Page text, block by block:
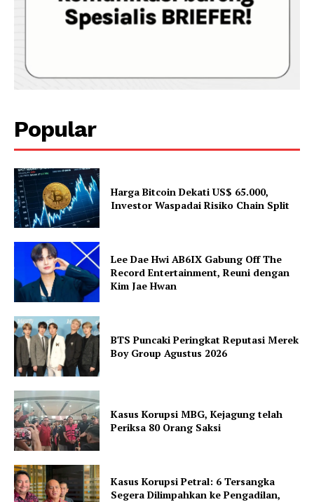
Popular
Harga Bitcoin Dekati US$ 65.000,
Investor Waspadai Risiko Chain Split
Lee Dae Hwi AB6IX Gabung Off The
Record Entertainment, Reuni dengan
Kim Jae Hwan
BTS Puncaki Peringkat Reputasi Merek
Boy Group Agustus 2026
Kasus Korupsi MBG, Kejagung telah
Periksa 80 Orang Saksi
Kasus Korupsi Petral: 6 Tersangka
Segera Dilimpahkan ke Pengadilan,